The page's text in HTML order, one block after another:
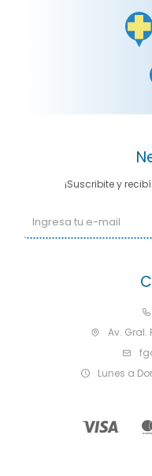
Av. Gral.
Lunes a
¡Suscribite y